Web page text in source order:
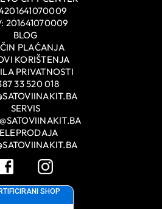
201641070009
BLOG
PLAĆANJA
KORIŠTENJA
PRIVATNOSTI
33 520 018
SERVIS